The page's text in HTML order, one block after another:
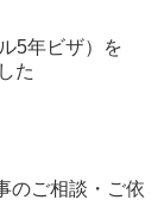
5年ビザ）を
た
のご相談・ご依